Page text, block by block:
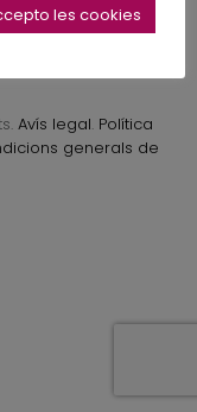
Avís legal. Política
generals de
les cookies